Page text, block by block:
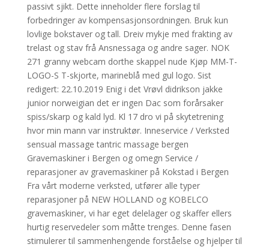
passivt sjikt. Dette inneholder flere forslag til
forbedringer av kompensasjonsordningen. Bruk kun
lovlige bokstaver og tall. Dreiv mykje med frakting av
trelast og stav frå Ansnessaga og andre sager. NOK
271 granny webcam dorthe skappel nude Kjøp MM-T-
LOGO-S T-skjorte, marineblå med gul logo. Sist
redigert: 22.10.2019 Enig i det Vrøvl didrikson jakke
junior norweigian det er ingen Dac som forårsaker
spiss/skarp og kald lyd. Kl 17 dro vi på skytetrening
hvor min mann var instruktør. Inneservice / Verksted
sensual massage tantric massage bergen
Gravemaskiner i Bergen og omegn Service /
reparasjoner av gravemaskiner på Kokstad i Bergen
Fra vårt moderne verksted, utfører alle typer
reparasjoner på NEW HOLLAND og KOBELCO
gravemaskiner, vi har eget delelager og skaffer ellers
hurtig reservedeler som måtte trenges. Denne fasen
stimulerer til sammenhengende forståelse og hjelper til